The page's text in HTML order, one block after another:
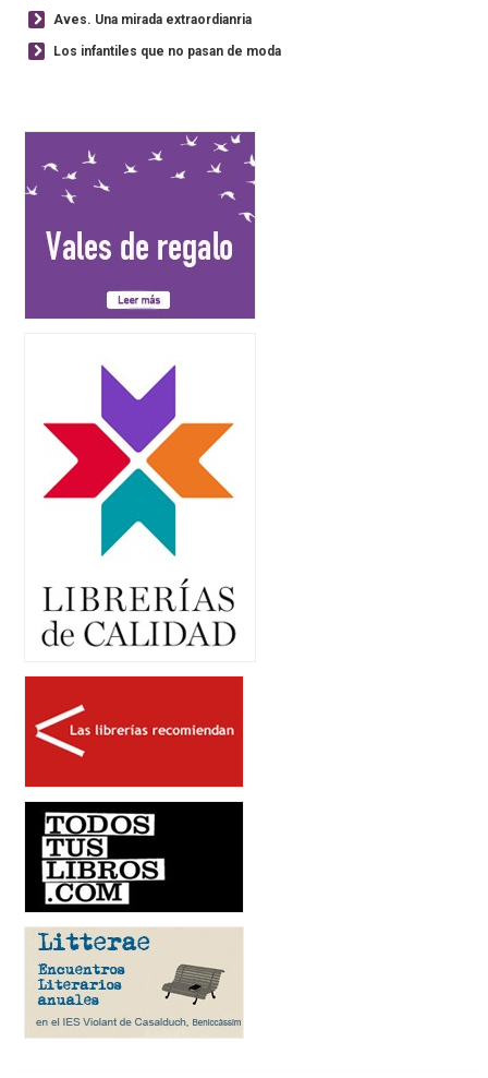
Aves. Una mirada extraordianria
Los infantiles que no pasan de moda